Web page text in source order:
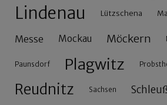
Lindenau Lützschena
Messe Mockau Möckern
Paunsdorf Plagwitz
Reudnitz Sachsen